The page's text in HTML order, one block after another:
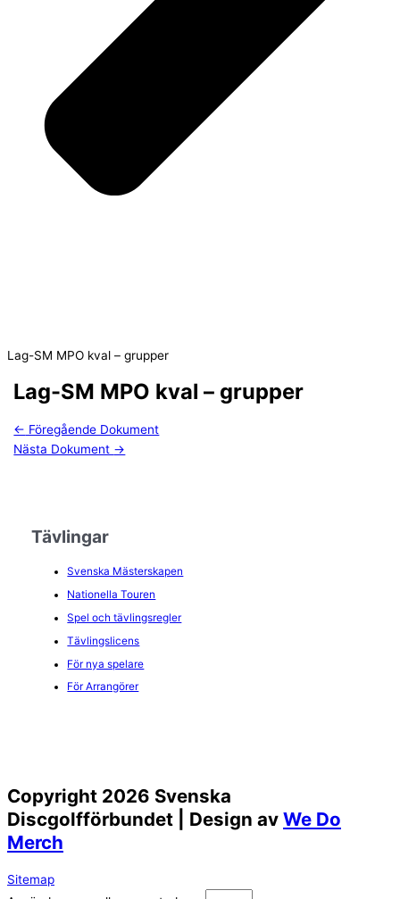
Lag-SM MPO kval – grupper
Tävlingar
Svenska Mästerskapen
Nationella Touren
Spel och tävlingsregler
Tävlingslicens
För nya spelare
För Arrangörer
Lag-SM MPO kval – grupper
← Föregående Dokument
Nästa Dokument →
Copyright 2026 Svenska
Discgolfförbundet | Design av We Do
Merch
Sitemap